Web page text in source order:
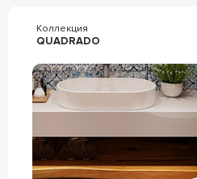
Коллекция
QUADRADO